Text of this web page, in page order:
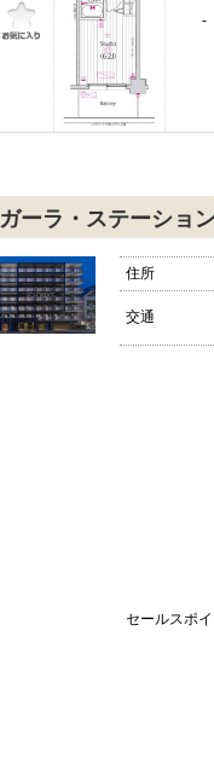
-
ガーラ・ステーショ
住所
交通
セールスポ